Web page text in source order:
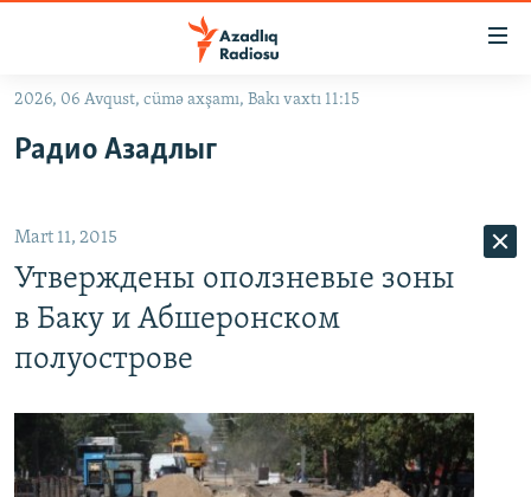
Əsas
qayıt
qayıt
Axtarışa
#İZAHLA
FƏRQƏ BAX
QANUNI DOĞRU
ARAŞDIRMA
MULTIMEDIA
VIDEO
RADIO ARXIV
2026, 06 Avqust, cümə axşamı, Bakı vaxtı 11:15
Радио Азадлыг
Mart 11, 2015
Утверждены оползневые зоны
в Баку и Абшеронском
полуострове